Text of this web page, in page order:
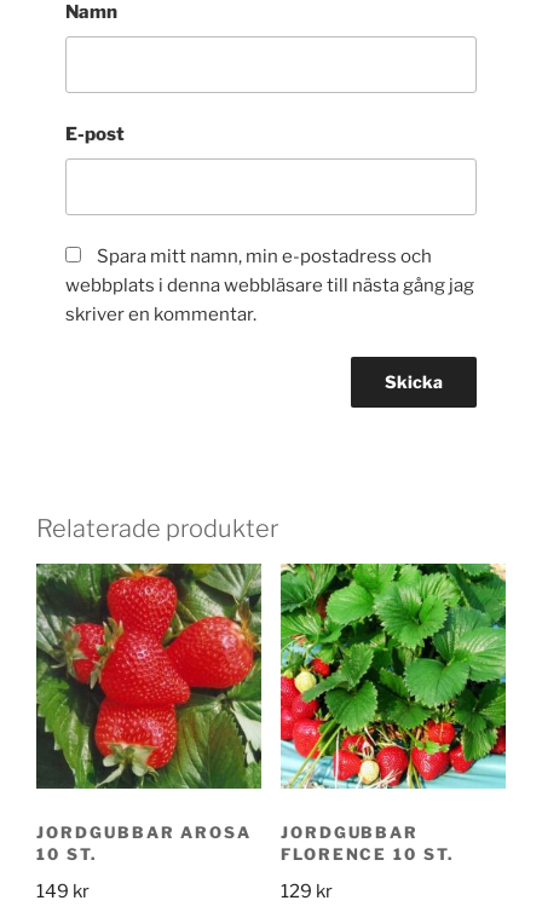
Namn
E-post
Spara mitt namn, min e-postadress och
webbplats i denna webbläsare till nästa gång jag
skriver en kommentar.
Relaterade produkter
JORDGUBBAR AROSA
10 ST.
149 kr
JORDGUBBAR
FLORENCE 10 ST.
129 kr